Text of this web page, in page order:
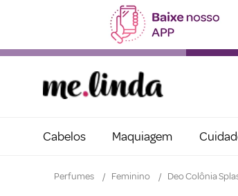
Cabelos Maquiagem
Perfumes Feminino Deo Colônia